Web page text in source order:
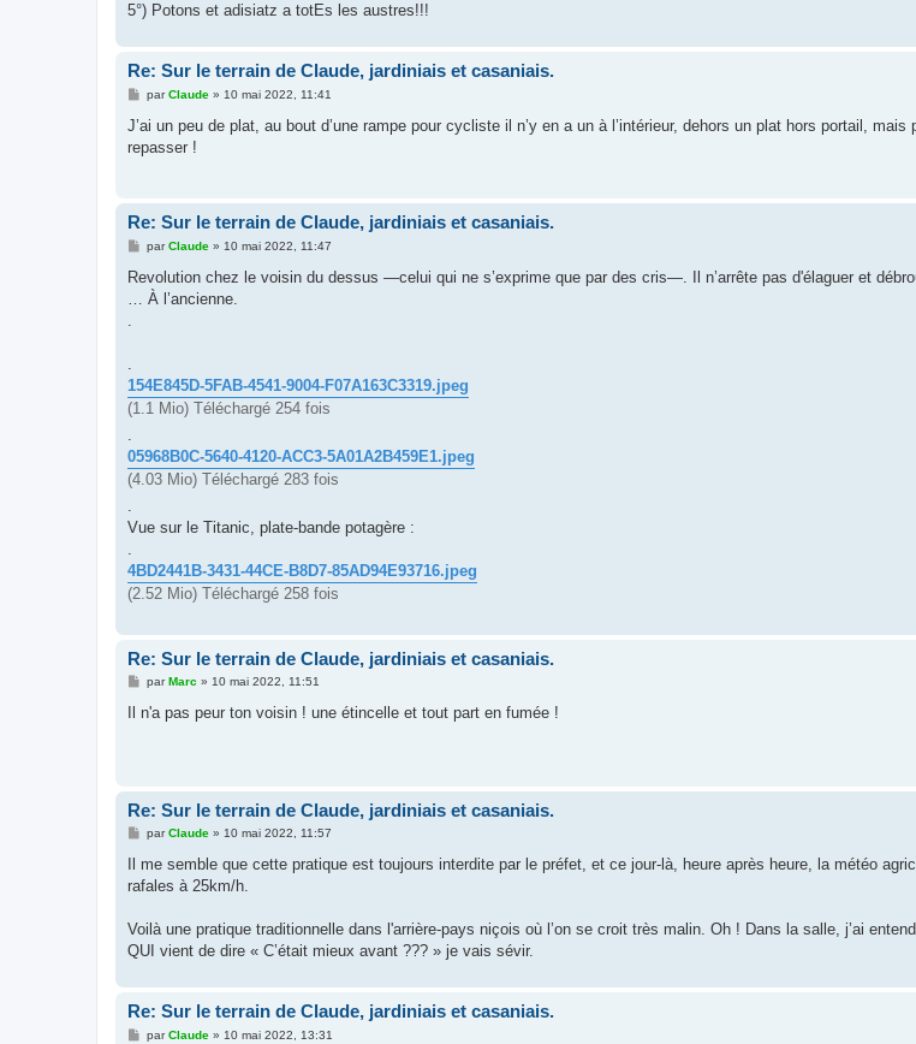
5°) Potons et adisiatz a totEs les austres!!!
Re: Sur le terrain de Claude, jardiniais et casaniais.
M
s
a
parClaude» 10 mai 2022, 11:41
J’ai un peu de plat, au bout d’une rampe pour cycliste il n’y en a un à l’intérieur, dehors un plat hors portail,
repasser !
Re: Sur le terrain de Claude, jardiniais et casaniais.
M
s
a
parClaude» 10 mai 2022, 11:47
Revolution chez le voisin du dessus —celui qui ne s’exprime que par des cris—. Il n’arrête pas d'élaguer et
… À l’ancienne.
154E845D-5FAB-4541-9004-F07A163C3319.jpeg
(1.1 Mio) Téléchargé 254 fois
05968B0C-5640-4120-ACC3-5A01A2B459E1.jpeg
(4.03 Mio) Téléchargé 283 fois
Vue sur le Titanic, plate-bande potagère :
4BD2441B-3431-44CE-B8D7-85AD94E93716.jpeg
(2.52 Mio) Téléchargé 258 fois
Re: Sur le terrain de Claude, jardiniais et casaniais.
M
s
parMarc » 10 mai 2022, 11:51
Il n'a pas peur ton voisin ! une étincelle et tout part en fumée !
Re: Sur le terrain de Claude, jardiniais et casaniais.
M
s
a
parClaude» 10 mai 2022, 11:57
Il me semble que cette pratique est toujours interdite par le préfet, et ce jour-là, heure après heure, la météo
rafales à 25km/h.
Voilà une pratique traditionnelle dans l'arrière-pays niçois où l’on se croit très malin. Oh ! Dans la salle, j’ai
QUI vient de dire « C’était mieux avant ??? » je vais sévir.
Re: Sur le terrain de Claude, jardiniais et casaniais.
MparClaude» 10 mai 2022, 13:31